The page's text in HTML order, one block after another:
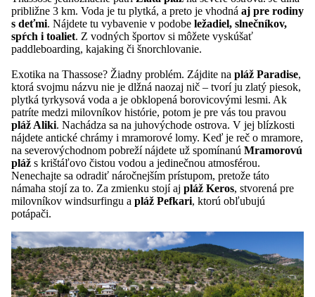
približne 3 km. Voda je tu plytká, a preto je vhodná aj pre rodiny
s deťmi. Nájdete tu vybavenie v podobe ležadiel, slnečníkov,
spŕch i toaliet. Z vodných športov si môžete vyskúšať
paddleboarding, kajaking či šnorchlovanie.
Exotika na Thassose? Žiadny problém. Zájdite na pláž Paradise,
ktorá svojmu názvu nie je dlžná naozaj nič – tvorí ju zlatý piesok,
plytká tyrkysová voda a je obklopená borovicovými lesmi. Ak
patríte medzi milovníkov histórie, potom je pre vás tou pravou
pláž Aliki. Nachádza sa na juhovýchode ostrova. V jej blízkosti
nájdete antické chrámy i mramorové lomy. Keď je reč o mramore,
na severovýchodnom pobreží nájdete už spomínanú Mramorovú
pláž s krištáľovo čistou vodou a jedinečnou atmosférou.
Nenechajte sa odradiť náročnejším prístupom, pretože táto
námaha stojí za to. Za zmienku stojí aj pláž Keros, stvorená pre
milovníkov windsurfingu a pláž Pefkari, ktorú obľubujú
potápači.